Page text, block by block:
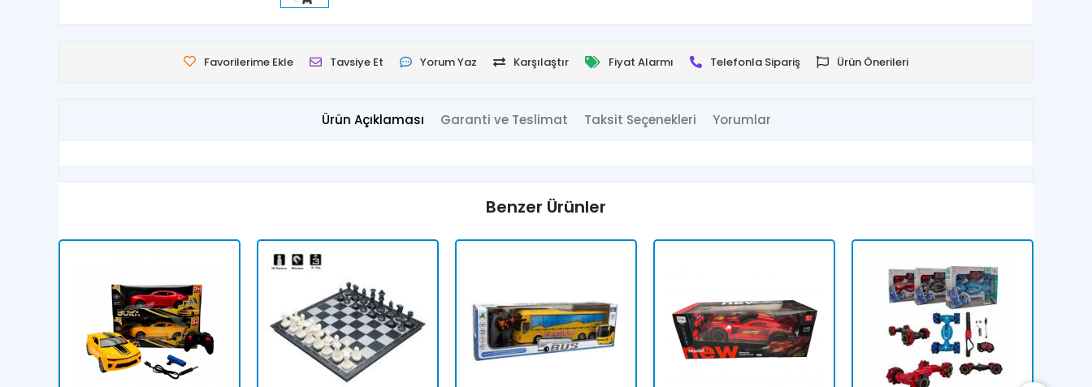
Favorilerime Ekle Tavsiye Et Yorum Yaz Karşılaştır Fiyat Alarmı Telefonla Sipariş Ürün Önerileri
Ürün Açıklaması Garanti ve Teslimat Taksit Seçenekleri Yorumlar
Benzer Ürünler